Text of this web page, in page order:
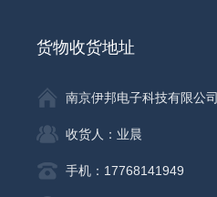
货物收货地址
南京伊邦电子科技有限公司
收货人：业晨
手机：17768141949